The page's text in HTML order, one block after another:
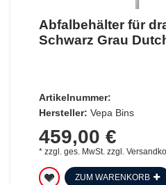
Abfalbehälter für
Schwarz Grau
Artikelnummer:
Hersteller: Vepa Bins
459,00 €
* zzgl. ges. MwSt.zzgl.
ZUM WARENKORB